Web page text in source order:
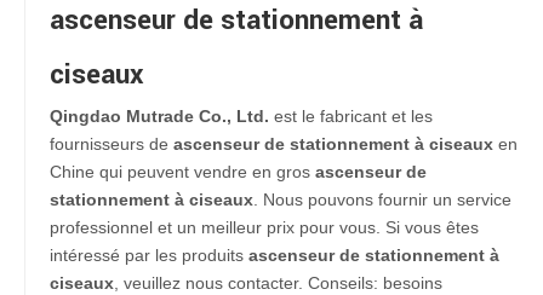
ascenseur de stationnement à
ciseaux
Qingdao Mutrade Co., Ltd. est le fabricant et les
fournisseurs de ascenseur de stationnement à ciseaux en
Chine qui peuvent vendre en gros ascenseur de
stationnement à ciseaux . Nous pouvons fournir un service
professionnel et un meilleur prix pour vous. Si vous êtes
intéressé par les produits ascenseur de stationnement à
ciseaux , veuillez nous contacter. Conseils: besoins